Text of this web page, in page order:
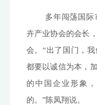
多年闯荡国
卉产业协会的会长
会。“出了国门，
都要以诚信为本，
的中国企业形象
的。”陈凤翔说。